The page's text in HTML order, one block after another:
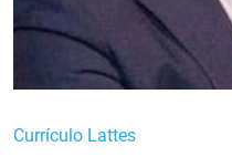
Currículo Lattes